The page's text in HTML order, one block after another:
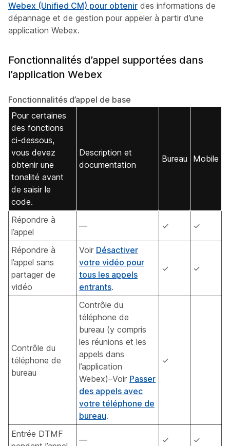
Webex (Unified CM) pour obtenir des informations de
dépannage et de gestion pour appeler à partir d’une
application Webex.
Fonctionnalités d’appel supportées dans
l’application Webex
Fonctionnalités d’appel de base
Pour certaines
des fonctions
ci-dessous,
vous devez
obtenir une
tonalité avant
de saisir le
code.
Description et
documentation
Bureau Mobile
Répondre à
l’appel
— ✓ ✓
Répondre à
l’appel sans
partager de
vidéo
Voir Désactiver
votre vidéo pour
tous les appels
entrants.
✓ ✓
Contrôle du
téléphone de
bureau
Contrôle du
téléphone de
bureau (y compris
les réunions et les
appels dans
l’application
Webex)–Voir Passer
des appels avec
votre téléphone de
bureau.
✓
Entrée DTMF
— ✓ ✓